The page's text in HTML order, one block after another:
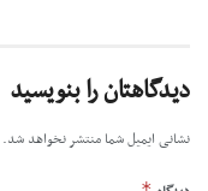
دیدگاهتان را بنویسید
نشانی ایمیل شما منتشر نخواهد شد.